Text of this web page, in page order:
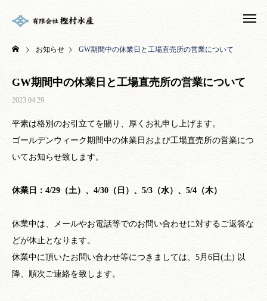
お知らせ GW期間中の休業日と工場直売所の営業について
GW期間中の休業日と工場直売所の営業について
2023.04.29
平素は格別のお引立てを賜り、厚くお礼申し上げます。
ゴールデンウィーク期間中の休業日および工場直売所の営業につ
いてお知らせ致します。
休業日：4/29（土）、4/30（日）、5/3（水）、5/4（木）
休業中は、メールやお電話等でのお問い合わせに対するご返答な
どが休止となります。
休業中に頂いたお問い合わせ等につきましては、5月6日(土) 以
降、順次ご連絡を致します。